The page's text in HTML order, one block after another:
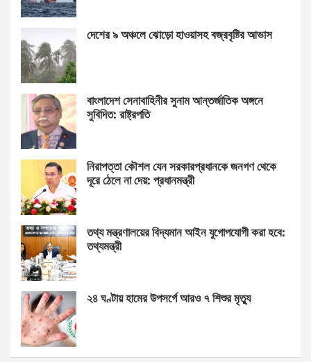
দেশের ৯ অঞ্চলে ঝোড়ো হাওয়াসহ বজ্রবৃষ্টির আভাস
বাংলাদেশ সেনাবাহিনীর সুনাম আন্তর্জাতিক অঙ্গনে
সুবিদিত: রাষ্ট্রপতি
নিরাপত্তা কৌশল যেন সরকারপ্রধানকে জনগণ থেকে
দূরে ঠেলে না দেয়: প্রধানমন্ত্রী
তথ্য মন্ত্রণালয়ের বিদ্যমান আইন যুগোপযোগী করা হবে:
তথ্যমন্ত্রী
২৪ ঘণ্টায় হামের উপসর্গে আরও ৭ শিশুর মৃত্যু